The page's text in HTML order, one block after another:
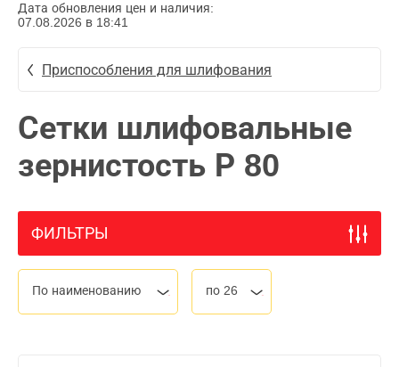
Дата обновления цен и наличия:
07.08.2026 в 18:41
Приспособления для шлифования
Сетки шлифовальные
зернистость Р 80
ФИЛЬТРЫ
По наименованию по 26